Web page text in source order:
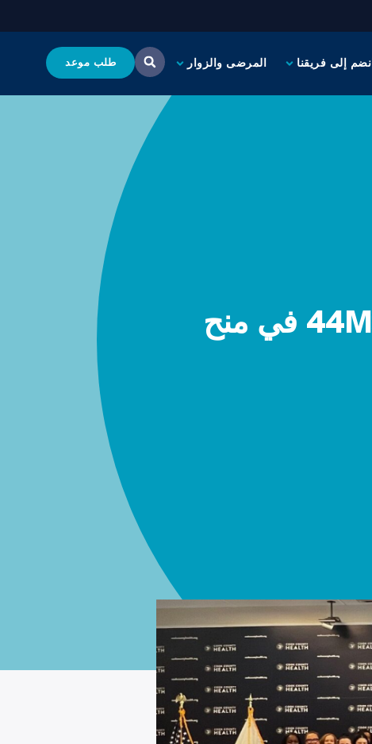
انضم إلى فريقنا المرضى والزوار طلب موعد
وزارة الصحة في مقاطعة كوك ستمنح $44M في منح